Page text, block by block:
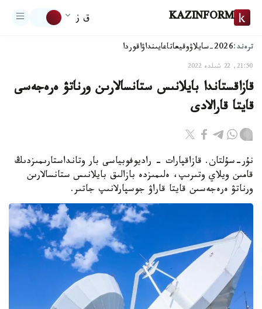
KAZINFORM ق ز
ترەند:2026-سايلاۋ وقيعاتاعايىنداۋاقوردا
21:50, 22 شىلدە 2022
قازاقستاندا بايلانىس ستانسالارىن ورناتۋ ەرەجەسى
قايتا قارالادى
نۇر-سۇلتان. قازاقپارات - راديوفوبياسى بار وتانداستارىمىزدىڭ
قامىن ويلاي وتىرىپ، ەلىمىزدە بازالىق بايلانىس ستانسالارىن
ورناتۋ ەرەجەسىن قايتا قاراۋ جوسپارلانىپ جاتىر.